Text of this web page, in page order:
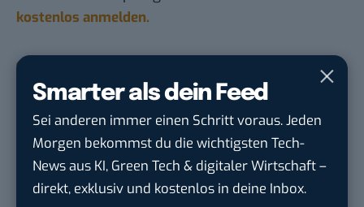
Smarter als dein Feed
Sei anderen immer einen Schritt voraus. Jeden
Morgen bekommst du die wichtigsten Tech-
News aus KI, Green Tech & digitaler Wirtschaft –
direkt, exklusiv und kostenlos in deine Inbox.
kostenlos anmelden.
moveUP Media GmbH inDüsseldorf
Anforderungs- und Projektmanager
touristische...